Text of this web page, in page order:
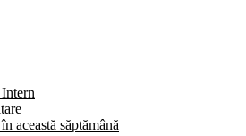
această săptămână